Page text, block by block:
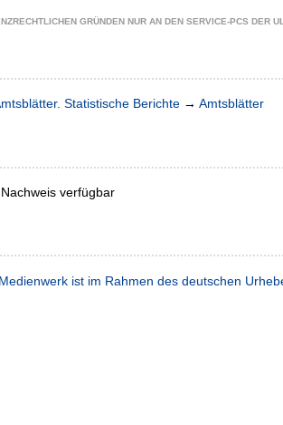
GRÜNDEN NUR AN DEN SERVICE-PCS DER
Statistische Berichte → Amtsblätter
verfügbar
ist im Rahmen des deutschen